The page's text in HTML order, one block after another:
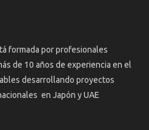
formada por profesionales
de 10 años de experiencia en el
desarrollando proyectos
en Japón y UAE